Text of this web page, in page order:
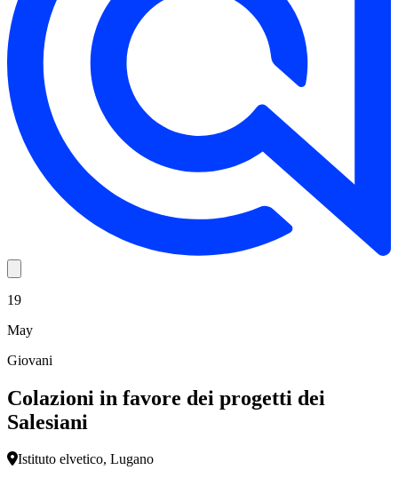
19
May
Giovani
Colazioni in favore dei progetti dei
Salesiani
Istituto elvetico, Lugano